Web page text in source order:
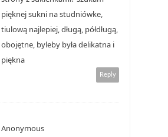
pięknej sukni na studniówke,
tiulową najlepiej, długą, półdługą,
obojętne, byleby była delikatna i
piękna
Reply
Anonymous